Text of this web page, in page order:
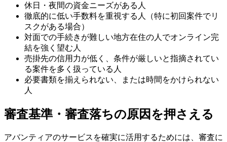
休日・夜間の資金ニーズがある人
徹底的に低い手数料を重視する人（特に初回案件でリ
スクがある場合）
対面での手続きが難しい地方在住の人でオンライン完
結を強く望む人
売掛先の信用力が低く、条件が厳しいと指摘されてい
る案件を多く扱っている人
必要書類を揃えられない、または時間をかけられない
人
審査基準・審査落ちの原因を押さえる
アバンティアのサービスを確実に活用するためには、審査に